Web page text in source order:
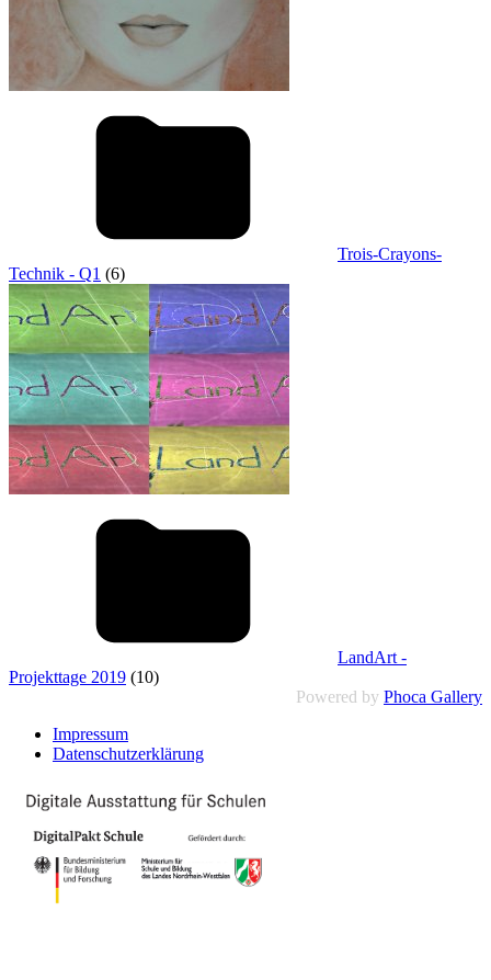
Trois-Crayons-
Technik - Q1 (6)
LandArt -
Projekttage 2019 (10)
Powered by Phoca Gallery
Impressum
Datenschutzerklärung